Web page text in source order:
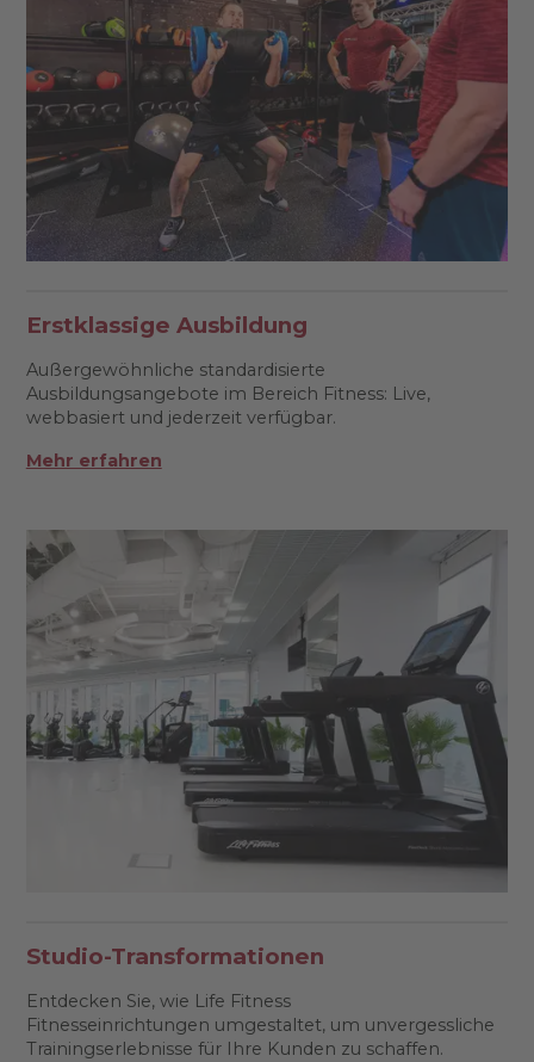
Erstklassige Ausbildung
Außergewöhnliche standardisierte
Ausbildungsangebote im Bereich Fitness: Live,
webbasiert und jederzeit verfügbar.
Mehr erfahren
Studio-Transformationen
Entdecken Sie, wie Life Fitness
Fitnesseinrichtungen umgestaltet, um unvergessliche
Trainingserlebnisse für Ihre Kunden zu schaffen.